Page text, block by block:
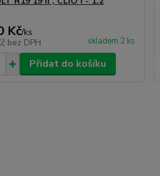
Kč/ks
bez DPH skladem 2 ks
Přidat do košíku